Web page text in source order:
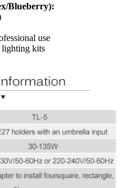
Blueberry):
use
lighting kits